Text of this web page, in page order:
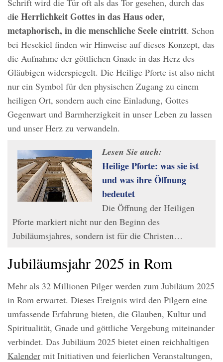
Schrift wird die Tür oft als das Tor gesehen, durch das
die Herrlichkeit Gottes in das Haus oder,
metaphorisch, in die menschliche Seele eintritt. Schon
bei Hesekiel finden wir Hinweise auf dieses Konzept, das
die Aufnahme der göttlichen Gnade in das Herz des
Gläubigen widerspiegelt. Die Heilige Pforte ist also nicht
nur ein Symbol für den physischen Zugang zu einem
heiligen Ort, sondern auch eine Einladung, Gottes
Gegenwart und Barmherzigkeit in unser Leben zu lassen
und unser Herz zu verwandeln.
Lesen Sie auch:
Heilige Pforte: was sie ist
und was ihre Öffnung
bedeutet
Die Öffnung der Heiligen
Pforte markiert nicht nur den Beginn des
Jubiläumsjahres, sondern ist für die Christen…
Jubiläumsjahr 2025 in Rom
Mehr als 32 Millionen Pilger werden zum Jubiläum 2025
in Rom erwartet. Dieses Ereignis wird den Pilgern eine
umfassende Erfahrung bieten, die Glauben, Kultur und
Spiritualität, Gnade und göttliche Vergebung miteinander
verbindet. Das Jubiläum 2025 bietet einen reichhaltigen
Kalender mit Initiativen und feierlichen Veranstaltungen,